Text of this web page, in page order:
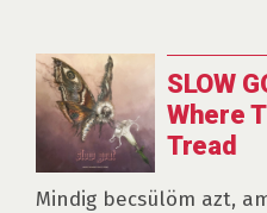
SLOW
Where
Tread
Mindig becsülöm azt,